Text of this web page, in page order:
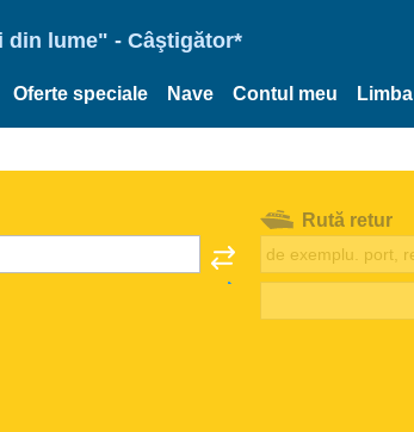
lume" - Câştigător*
Oferte speciale Nave Contul meu Limba
Rută retur